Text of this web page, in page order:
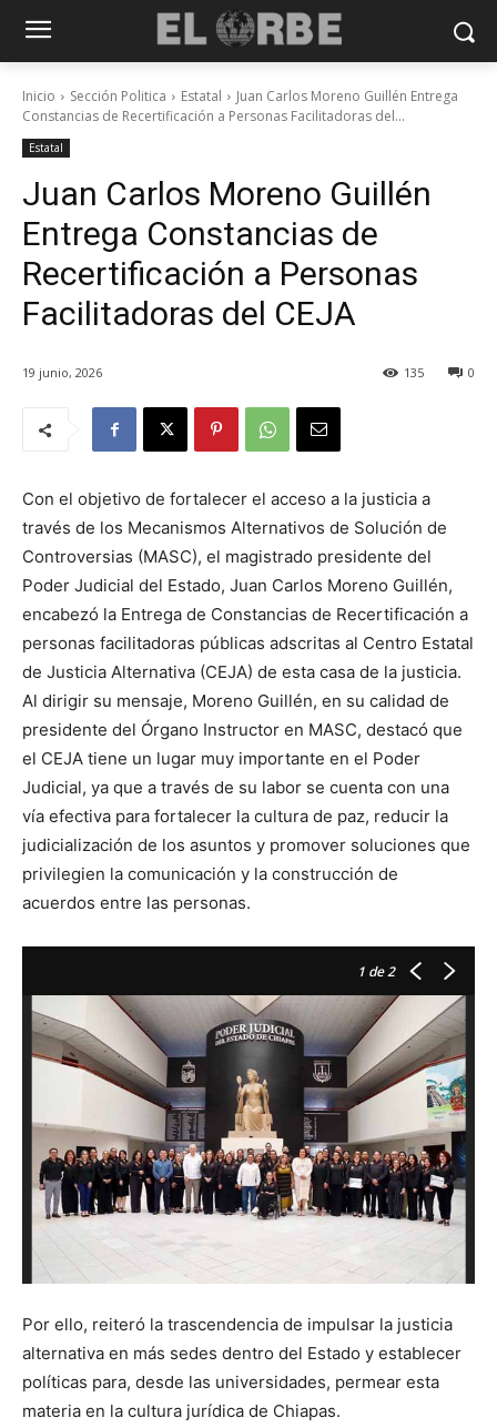
Inicio Sección Politica Estatal
Juan Carlos Moreno Guillén Entrega
Constancias de Recertificación a Personas Facilitadoras del...
Estatal
Juan Carlos Moreno Guillén
Entrega Constancias de
Recertificación a Personas
Facilitadoras del CEJA
19 junio, 2026 0
135
Con el objetivo de fortalecer el acceso a la justicia a
través de los Mecanismos Alternativos de Solución de
Controversias (MASC), el magistrado presidente del
Poder Judicial del Estado, Juan Carlos Moreno Guillén,
encabezó la Entrega de Constancias de Recertificación a
personas facilitadoras públicas adscritas al Centro Estatal
de Justicia Alternativa (CEJA) de esta casa de la justicia.
Al dirigir su mensaje, Moreno Guillén, en su calidad de
presidente del Órgano Instructor en MASC, destacó que
el CEJA tiene un lugar muy importante en el Poder
Judicial, ya que a través de su labor se cuenta con una
vía efectiva para fortalecer la cultura de paz, reducir la
judicialización de los asuntos y promover soluciones que
privilegien la comunicación y la construcción de
acuerdos entre las personas.
1 de 2
Por ello, reiteró la trascendencia de impulsar la justicia
alternativa en más sedes dentro del Estado y establecer
políticas para, desde las universidades, permear esta
materia en la cultura jurídica de Chiapas.